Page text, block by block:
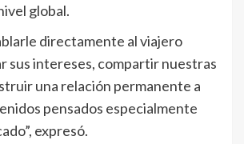
global.
directamente al viajero
sus intereses, compartir nuestras
una relación permanente a
pensados especialmente
expresó.